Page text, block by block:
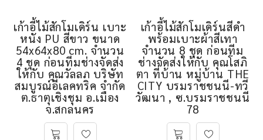
เก้าอี้ไม้สักโมเดิร์น เบาะ
หนัง PU สีขาว ขนาด
54x64x80 cm. จำนวน
4 ชุด ก่อนทีมช่างจัดส่ง
ให้กับ คุณวัลลภ บริษัท
สมบูรณ์อีเลคทริค จํากัด
ต.ธาตุเชิงชุม อ.เมือง
จ.สกลนคร
เก้าอี้ไม้สักโมเดิร์นสีดำ
พร้อมเบาะผ้าสีเทา
จำนวน 8 ชุด ก่อนทีม
ช่างจัดส่งให้กับ คุณโสภิ
ตา ที่บ้าน หมู่บ้าน THE
CITY บรมราชชนนี-ทวี
วัฒนา , ซ.บรมราชชนนี